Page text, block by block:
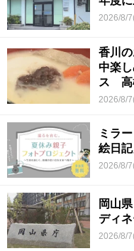
2026/8/
香川
中楽
ス 高
2026/8/
ミラ
絵日
2026/8/
岡山
ディ
2026/8/